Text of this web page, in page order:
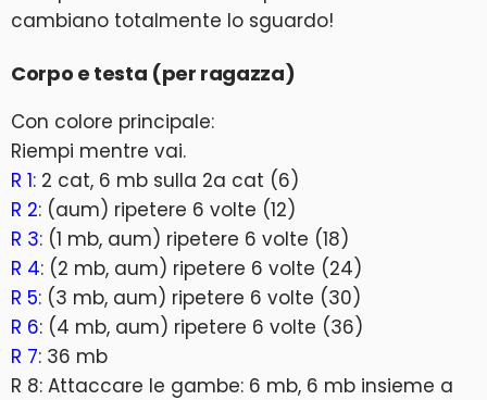
cambiano totalmente lo sguardo!
Corpo e testa (per ragazza)
Con colore principale:
Riempi mentre vai.
R 1: 2 cat, 6 mb sulla 2a cat (6)
R 2: (aum) ripetere 6 volte (12)
R 3: (1 mb, aum) ripetere 6 volte (18)
R 4: (2 mb, aum) ripetere 6 volte (24)
R 5: (3 mb, aum) ripetere 6 volte (30)
R 6: (4 mb, aum) ripetere 6 volte (36)
R 7: 36 mb
R 8: Attaccare le gambe: 6 mb, 6 mb insieme a